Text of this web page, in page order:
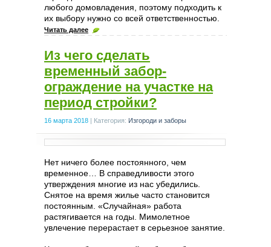
любого домовладения, поэтому подходить к
их выбору нужно со всей ответственностью.
Читать далее
Из чего сделать
временный забор-
ограждение на участке на
период стройки?
16 марта 2018 | Категория: Изгороди и заборы
Нет ничего более постоянного, чем
временное… В справедливости этого
утверждения многие из нас убедились.
Снятое на время жилье часто становится
постоянным. «Случайная» работа
растягивается на годы. Мимолетное
увлечение перерастает в серьезное занятие.